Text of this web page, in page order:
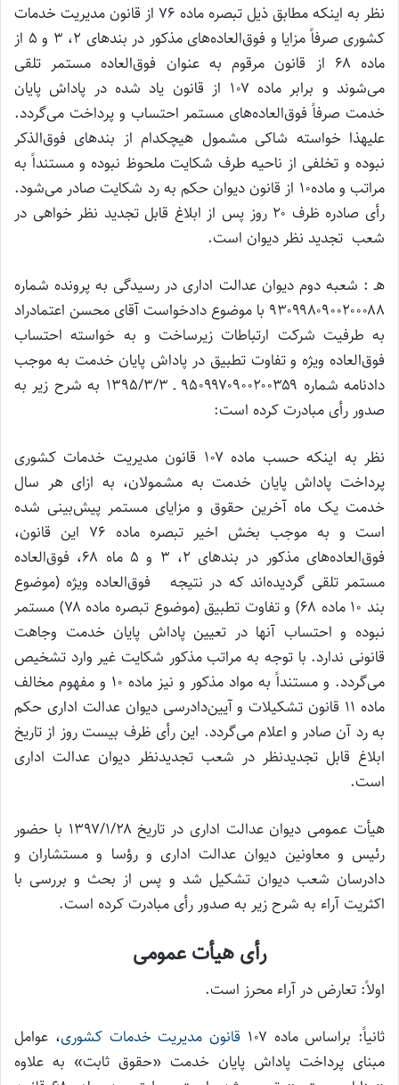
نظر به اینکه مطابق ذیل تبصره ماده ۷۶ از قانون مدیریت خدمات
کشوری صرفاً مزایا و فوق‌العاده‌های مذکور در بندهای ۲، ۳ و ۵ از
ماده ۶۸ از قانون مرقوم به عنوان فوق‌العاده مستمر تلقی
می‌شوند و برابر ماده ۱۰۷ از قانون یاد شده در پاداش پایان
خدمت صرفاً فوق‌العاده‌های مستمر احتساب و پرداخت می‌گردد.
علیهذا خواسته شاکی مشمول هیچکدام از بندهای فوق‌الذکر
نبوده و تخلفی از ناحیه طرف شکایت ملحوظ نبوده و مستنداً به
مراتب و ماده۱۰ از قانون دیوان حکم به رد شکایت صادر می‌شود.
رأی صادره ظرف ۲۰ روز پس از ابلاغ قابل تجدید نظر خواهی در
شعب تجدید نظر دیوان است.
هـ : شعبه دوم دیوان عدالت اداری در رسیدگی به پرونده شماره
۹۳۰۹۹۸۰۹۰۰۲۰۰۰۸۸ با موضوع دادخواست آقای محسن اعتمادراد
به طرفیت شرکت ارتباطات زیرساخت و به خواسته احتساب
فوق‌العاده ویژه و تفاوت تطبیق در پاداش پایان خدمت به موجب
دادنامه شماره ۹۵۰۹۹۷۰۹۰۰۲۰۰۳۵۹ ـ ۱۳۹۵/۳/۳ به شرح زیر به
صدور رأی مبادرت کرده است:
نظر به اینکه حسب ماده ۱۰۷ قانون مدیریت خدمات کشوری
پرداخت پاداش پایان خدمت به مشمولان، ‌به ازای هر سال
خدمت یک ماه آخرین حقوق و مزایای مستمر پیش‌بینی شده
است و به موجب بخش اخیر تبصره ماده ۷۶ این قانون،
‌فوق‌العاده‌های مذکور در بندهای ۲، ۳ و ۵ ماه ۶۸،‌ فوق‌العاده
مستمر تلقی گردیده‌اند که در نتیجه فوق‌العاده ویژه (موضوع
بند ۱۰ ماده ۶۸) و تفاوت تطبیق (موضوع تبصره ماده ۷۸) مستمر
نبوده و احتساب آنها در تعیین پاداش پایان خدمت وجاهت
قانونی ندارد. با توجه به مراتب مذکور شکایت غیر وارد تشخیص
می‌گردد. و مستنداً به مواد مذکور و نیز ماده ۱۰ و مفهوم مخالف
ماده ۱۱ قانون تشکیلات و آیین‌دادرسی دیوان عدالت اداری حکم
به رد آن صادر و اعلام می‌گردد. ‌این رأی ظرف بیست روز از تاریخ
ابلاغ قابل تجدیدنظر در شعب تجدیدنظر دیوان عدالت اداری
است.
هیأت عمومی دیوان عدالت اداری در تاریخ ۱۳۹۷/۱/۲۸ با حضور
رئیس و معاونین دیوان عدالت اداری و رؤسا و مستشاران و
دادرسان شعب دیوان تشکیل شد و پس از بحث و بررسی با
اکثریت آراء به شرح زیر به صدور رأی مبادرت کرده است.
رأی هیأت عمومی
اولاً: تعارض در آراء محرز است.
ثانیاً: براساس ماده ۱۰۷ قانون مدیریت خدمات کشوری، عوامل
مبنای پرداخت پاداش پایان خدمت «حقوق ثابت» به علاوه